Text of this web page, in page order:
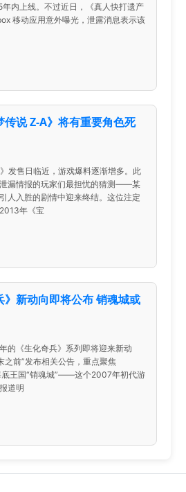
内上线。不过近日，《真人快打遗产
移动应用意外曝光，泄露消息表示该
传说 Z-A》将有重要角色死
发售日临近，游戏爆料逐渐增多。此
漏情报的玩家们最担忧的猜测——某
人入胜的剧情中迎来终结。这位注定
年《宝
》新动向即将公布 销魂城或
的《生化奇兵》系列即将迎来新动
之前”发布相关公告，重点聚焦
王国“销魂城”——这个2007年初代游
道明